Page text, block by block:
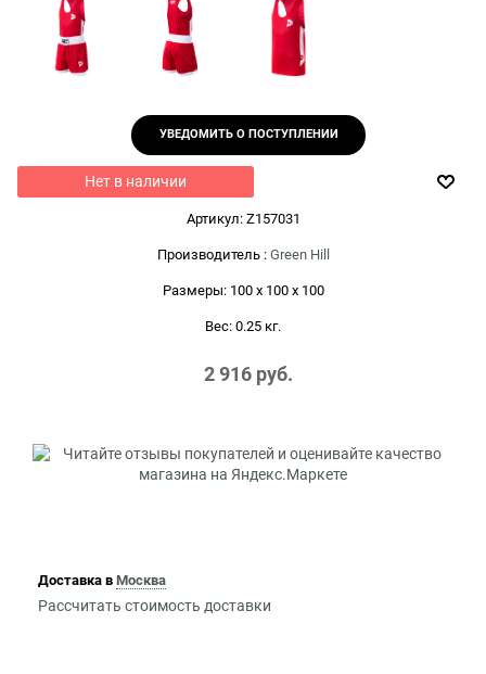
УВЕДОМИТЬ О ПОСТУПЛЕНИИ
Нет в наличии
Артикул: Z157031
Производитель : Green Hill
Размеры: 100 x 100 x 100
Вес: 0.25 кг.
2 916 руб.
Доставка в Москва
Рассчитать стоимость доставки